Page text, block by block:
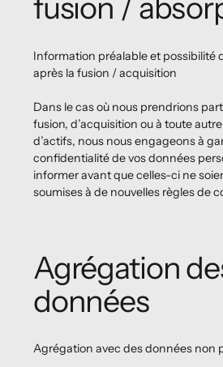
fusion /
Information préalable et possibilité
après la fusion / acquisition
Dans le cas où nous prendrions
fusion, d’acquisition ou à toute
d’actifs, nous nous engageons à
confidentialité de vos données
informer avant que celles-ci ne
soumises à de nouvelles règles de
Agrégation
données
Agrégation avec des données non